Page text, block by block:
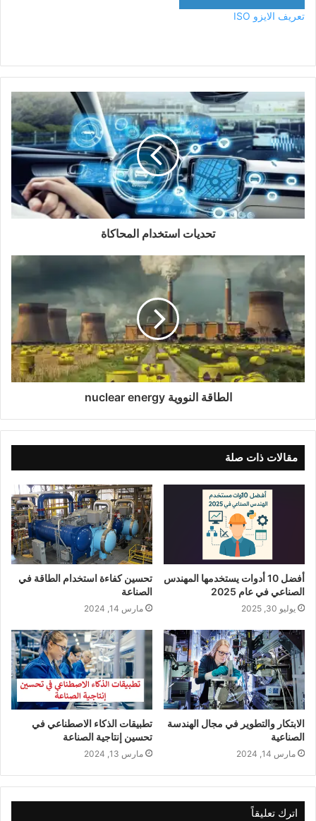
تعريف الايزو ISO
تحديات استخدام المحاكاة
الطاقة النووية nuclear energy
مقالات ذات صلة
أفضل 10 أدوات يستخدمها المهندس
الصناعي في عام 2025
يوليو 30, 2025
تحسين كفاءة استخدام الطاقة في
الصناعة
مارس 14, 2024
الابتكار والتطوير في مجال الهندسة
الصناعية
مارس 14, 2024
تطبيقات الذكاء الاصطناعي في
تحسين إنتاجية الصناعة
مارس 13, 2024
اترك تعليقاً